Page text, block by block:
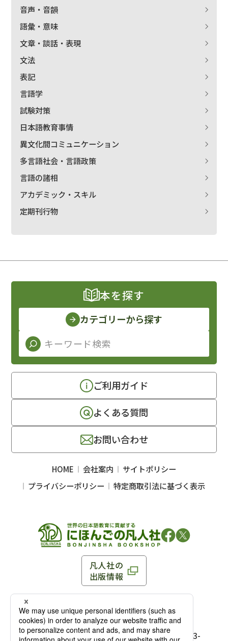
音声・音韻
語彙・意味
文章・談話・表現
文法
表記
言語学
試験対策
日本語教育事情
異文化間コミュニケーション
多言語社会・言語政策
言語の諸相
アカデミック・スキル
定期刊行物
凡人社の
出版情報
〒102-0093 東京都千代田区平河町 1-3-13 8F
TEL：03-3263-3959／FAX：03-3263-3116
〒102-0093 東京都千代田区平河町1-3-
本を探す
カテゴリーから探す
ご利用ガイド
よくある質問
お問い合わせ
HOME 会社案内
サイトポリシー
プライバシーポリシー
特定商取引法に基づく表示